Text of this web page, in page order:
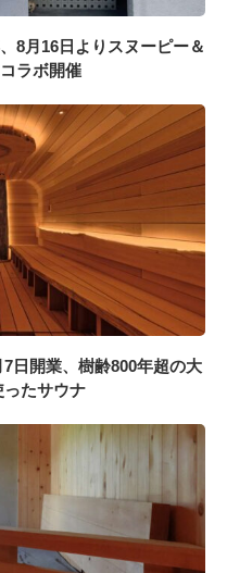
8月16日よりスヌーピー＆
ラボ開催
日開業、樹齢800年超の大
たサウナ